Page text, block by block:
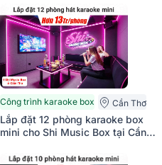
DKA 5500)
Công trình karaoke box Cần Thơ
Lắp đặt 12 phòng karaoke box
mini cho Shi Music Box tại Cần
DP3600 New, M200)